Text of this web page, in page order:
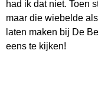
had ik dat niet. Toen
maar die wiebelde
laten maken bij De
eens te kijken!